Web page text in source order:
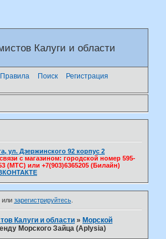
Калуги и области
Правила Поиск
Регистрация
ул. Дзержинского 92 корпус 2
с магазином: городской номер 595-
(МТС) или +7(903)6365205 (Билайн)
или зарегистрируйтесь.
Калуги и области » Морской
Морского Зайца (Aplysia)